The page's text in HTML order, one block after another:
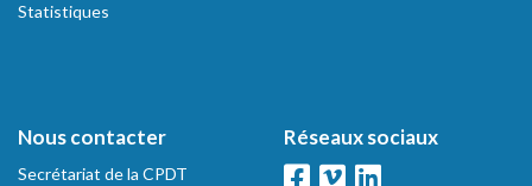
Statistiques
Nous contacter
Secrétariat de la CPDT
Réseaux sociaux